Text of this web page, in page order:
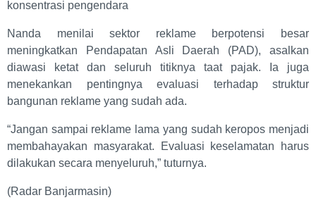
konsentrasi pengendara
Nanda menilai sektor reklame berpotensi besar
meningkatkan Pendapatan Asli Daerah (PAD), asalkan
diawasi ketat dan seluruh titiknya taat pajak. Ia juga
menekankan pentingnya evaluasi terhadap struktur
bangunan reklame yang sudah ada.
“Jangan sampai reklame lama yang sudah keropos menjadi
membahayakan masyarakat. Evaluasi keselamatan harus
dilakukan secara menyeluruh,” tuturnya.
(Radar Banjarmasin)